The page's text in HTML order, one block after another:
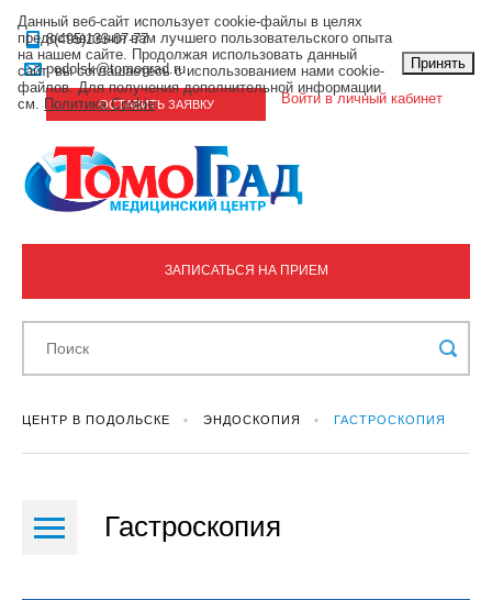
8(495)133-07-77
podolsk@tomograd.ru
ОСТАВИТЬ ЗАЯВКУ Войти в личный кабинет
ЗАПИСАТЬСЯ НА ПРИЕМ
ЦЕНТР В ПОДОЛЬСКЕ ЭНДОСКОПИЯ ГАСТРОСКОПИЯ
Гастроскопия
Данный веб-сайт использует cookie-файлы в целях
предоставления вам лучшего пользовательского опыта
на нашем сайте. Продолжая использовать данный
сайт, вы соглашаетесь с использованием нами cookie-
файлов. Для получения дополнительной информации
см. Политика Cookie.
Принять